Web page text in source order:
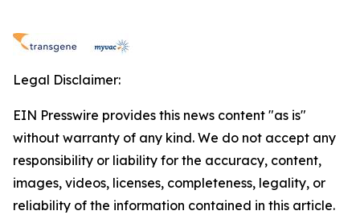
Legal Disclaimer:
EIN Presswire provides this news content "as is"
without warranty of any kind. We do not accept any
responsibility or liability for the accuracy, content,
images, videos, licenses, completeness, legality, or
reliability of the information contained in this article.